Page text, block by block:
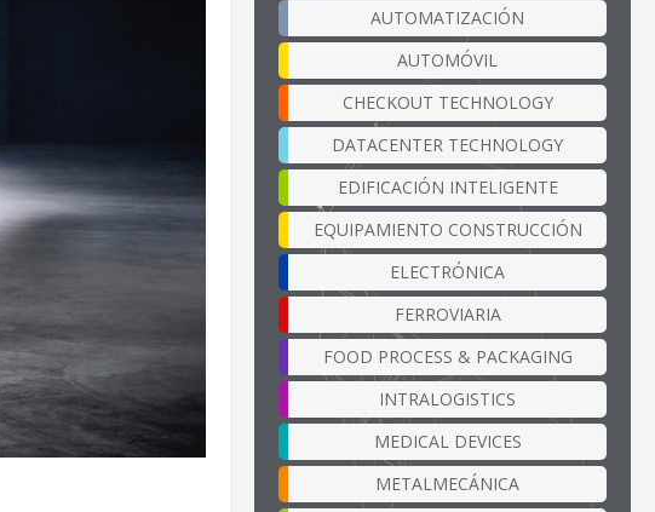
AUTOMATIZACIÓN
AUTOMÓVIL
CHECKOUT TECHNOLOGY
DATACENTER TECHNOLOGY
EDIFICACIÓN INTELIGENTE
EQUIPAMIENTO CONSTRUCCIÓN
ELECTRÓNICA
FERROVIARIA
FOOD PROCESS & PACKAGING
INTRALOGISTICS
MEDICAL DEVICES
METALMECÁNICA